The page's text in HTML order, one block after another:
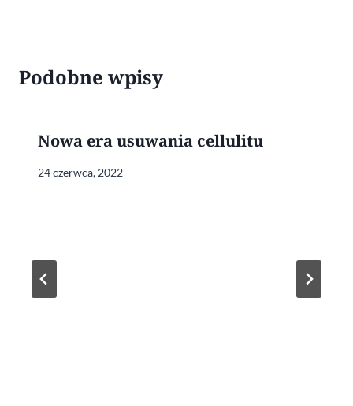
Podobne wpisy
Nowa era usuwania cellulitu
24 czerwca, 2022